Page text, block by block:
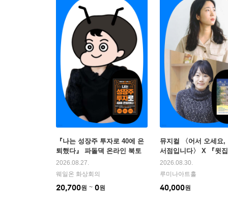
『나는 성장주 투자로 40에 은
퇴했다』 파돌댁 온라인 북토
크
2026.08.27.
웨일온 화상회의
20,700원 0원
뮤지컬 〈어서 오세요,
서점입니다〉 X 『윗
황보름 작가&박혜진
토크
2026.08.30.
루미나아트홀
40,000원